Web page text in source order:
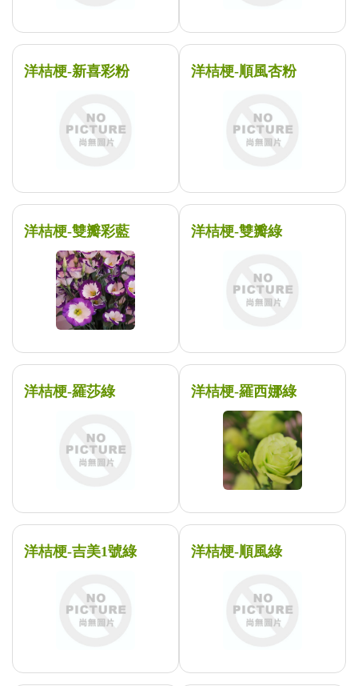
洋桔梗-新喜彩粉 洋桔梗-順風杏粉
洋桔梗-雙瓣彩藍 洋桔梗-雙瓣綠
洋桔梗-羅莎綠 洋桔梗-羅西娜綠
洋桔梗-吉美1號綠 洋桔梗-順風綠